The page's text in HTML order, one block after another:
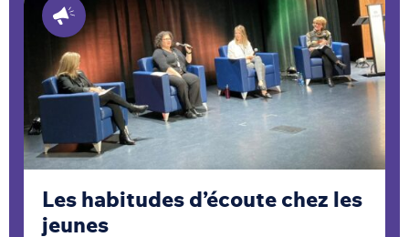
Les habitudes d’écoute chez les
jeunes